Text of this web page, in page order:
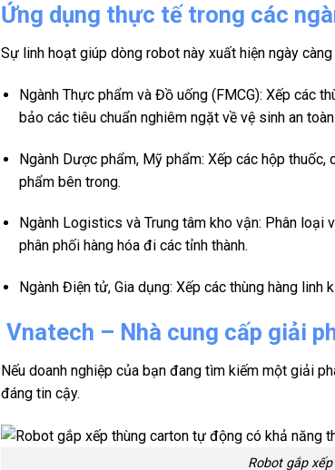
Ứng dụng thực tế trong các
Sự linh hoạt giúp dòng robot này xuất hiện ngày
Ngành Thực phẩm và Đồ uống (FMCG): Xếp các
bảo các tiêu chuẩn nghiêm ngặt về vệ sinh an
Ngành Dược phẩm, Mỹ phẩm: Xếp các hộp
phẩm bên trong.
Ngành Logistics và Trung tâm kho vận: Phân
phân phối hàng hóa đi các tỉnh thành.
Ngành Điện tử, Gia dụng: Xếp các thùng hàng
Vnatech – Nhà cung cấp giải
Nếu doanh nghiệp của bạn đang tìm kiếm một giải
đáng tin cậy.
Robot gắp